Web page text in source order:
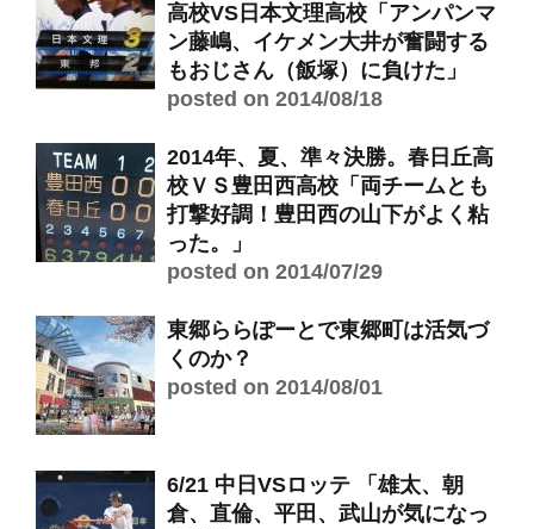
高校VS日本文理高校「アンパンマ
ン藤嶋、イケメン大井が奮闘する
もおじさん（飯塚）に負けた」
posted on 2014/08/18
2014年、夏、準々決勝。春日丘高
校ＶＳ豊田西高校「両チームとも
打撃好調！豊田西の山下がよく粘
った。」
posted on 2014/07/29
東郷ららぽーとで東郷町は活気づ
くのか？
posted on 2014/08/01
6/21 中日VSロッテ 「雄太、朝
倉、直倫、平田、武山が気になっ